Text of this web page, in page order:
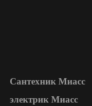
Сантехник Миасс
электрик Миасс